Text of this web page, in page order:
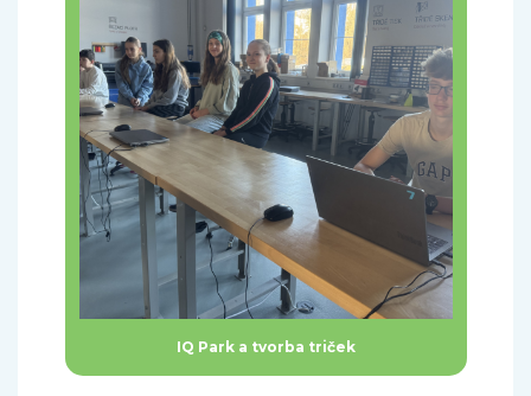
IQ Park a tvorba triček